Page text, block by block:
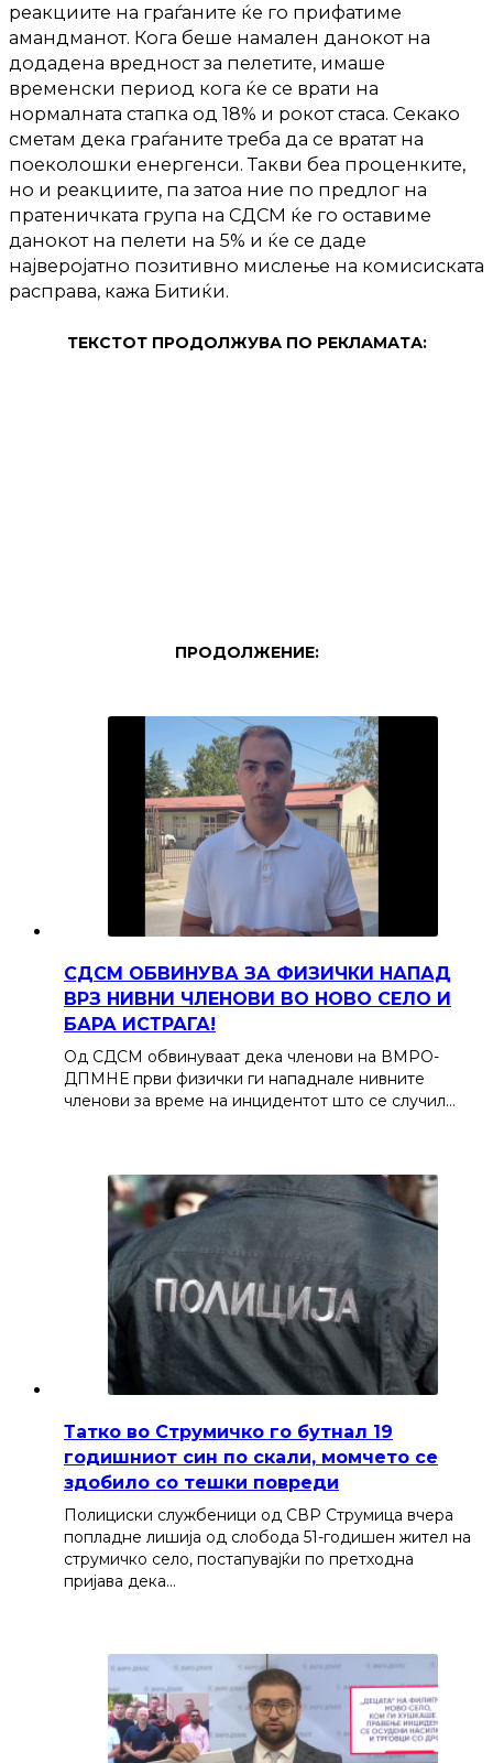
реакциите на граѓаните ќе го прифатиме
амандманот. Кога беше намален данокот на
додадена вредност за пелетите, имаше
временски период кога ќе се врати на
нормалната стапка од 18% и рокот стаса. Секако
сметам дека граѓаните треба да се вратат на
поеколошки енергенси. Такви беа проценките,
но и реакциите, па затоа ние по предлог на
пратеничката група на СДСМ ќе го оставиме
данокот на пелети на 5% и ќе се даде
најверојатно позитивно мислење на комисиската
расправа, кажа Битиќи.
ТЕКСТОТ ПРОДОЛЖУВА ПО РЕКЛАМАТА:
ПРОДОЛЖЕНИЕ:
СДСМ ОБВИНУВА ЗА ФИЗИЧКИ НАПАД
ВРЗ НИВНИ ЧЛЕНОВИ ВО НОВО СЕЛО И
БАРА ИСТРАГА!
Од СДСМ обвинуваат дека членови на ВМРО-
ДПМНЕ први физички ги нападнале нивните
членови за време на инцидентот што се случил…
Татко во Струмичко го бутнал 19
годишниот син по скали, момчето се
здобило со тешки повреди
Полициски службеници од СВР Струмица вчера
попладне лишија од слобода 51-годишен жител на
струмичко село, постапувајќи по претходна
пријава дека…